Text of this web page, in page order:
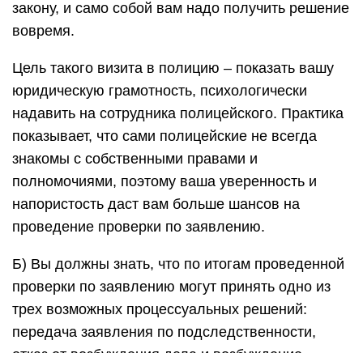
закону, и само собой вам надо получить решение
вовремя.
Цель такого визита в полицию – показать вашу
юридическую грамотность, психологически
надавить на сотрудника полицейского. Практика
показывает, что сами полицейские не всегда
знакомы с собственными правами и
полномочиями, поэтому ваша уверенность и
напористость даст вам больше шансов на
проведение проверки по заявлению.
Б) Вы должны знать, что по итогам проведенной
проверки по заявлению могут принять одно из
трех возможных процессуальных решений:
передача заявления по подследственности,